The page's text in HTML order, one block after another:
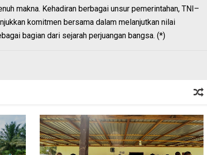
makna. Kehadiran berbagai unsur pemerintahan, TNI–
komitmen bersama dalam melanjutkan nilai
bagian dari sejarah perjuangan bangsa. (*)